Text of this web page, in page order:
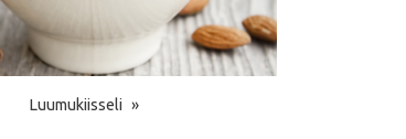
Luumukiisseli